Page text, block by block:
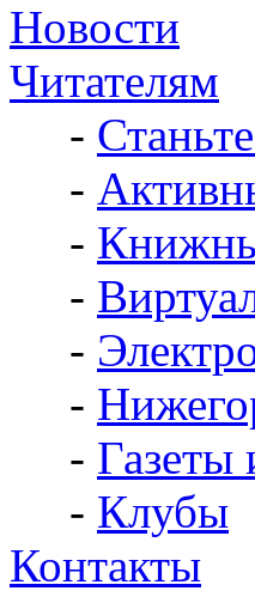
Новости
Читателям
-
-
-
-
-
-
-
- Клубы
Контакты